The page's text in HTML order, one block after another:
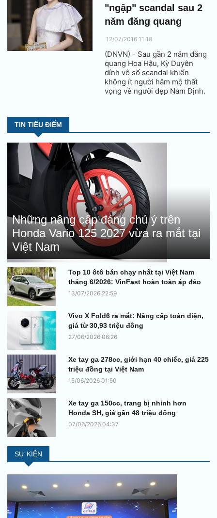
"ngập" scandal sau 2
năm đăng quang
12/07/2016 11:18
(DNVN) - Sau gần 2 năm đăng
quang Hoa Hậu, Kỳ Duyên
dính vô số scandal khiến
không ít người hâm mộ thất
vọng về người đẹp Nam Định.
TIN TIÊU ĐIỂM
Những nâng cấp đáng chú ý trên
Honda Vario 125 2027 vừa ra mắt tại
Việt Nam
Top 10 ôtô bán chạy nhất tại Việt Nam
tháng 6/2026: VinFast hoàn toàn áp đảo
13/07/2026 22:59
Vivo X Fold6 ra mắt: Nâng cấp toàn diện,
giá từ 30,93 triệu đồng
27/06/2026 06:26
Xe tay ga 278cc, giới hạn 40 chiếc, giá 225
triệu đồng tại Việt Nam
15/06/2026 01:50
Xe tay ga 150cc, trang bị nhỉnh hơn
Honda SH, giá gần 48 triệu đồng
07/06/2026 04:37
SỰ KIỆN